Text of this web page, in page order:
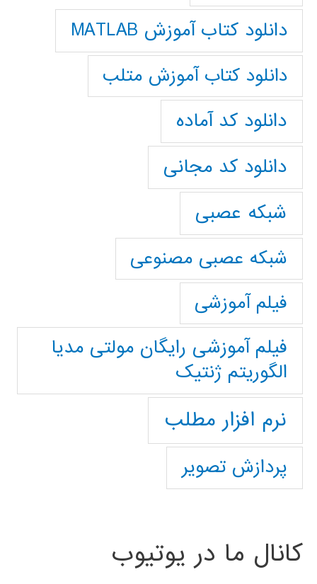
دانلود کتاب آموزش MATLAB
دانلود کتاب آموزش متلب
دانلود کد آماده
دانلود کد مجانی
شبکه عصبی
شبکه عصبی مصنوعی
فیلم آموزشی
فیلم آموزشی رایگان مولتی مدیا
الگوریتم ژنتیک
نرم افزار مطلب
پردازش تصویر
کانال ما در یوتیوب